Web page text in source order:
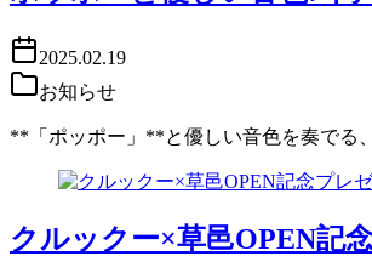
2025.02.19
お知らせ
**「ポッポー」**と優しい音色を奏でる
クルックー×草邑OPEN記